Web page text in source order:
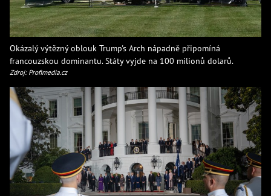
Okázalý výtězný oblouk Trump's Arch nápadně připomíná
francouzskou dominantu. Státy vyjde na 100 milionů dolarů.
Zdroj: Profimedia.cz